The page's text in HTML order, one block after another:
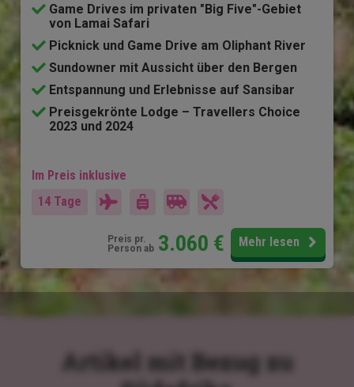
Game Drives im privaten "Big Five"-Gebiet
von Lamai Safari
Picknick und Game Drive am Oliphant River
Sundowner mit Aussicht über den Bergen
Entspannung und Erlebnisse auf Sansibar
Preisgekrönte Lodge – Travellers Choice
2023 und 2024
Im Preis inklusive
14 Tage
Preis pr.
Person ab 3.060 € Mehr lesen
Artikel mit Bezug zu